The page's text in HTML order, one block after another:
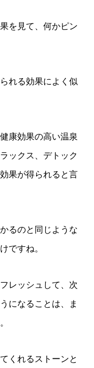
を見て、何かピン
れる効果によく似
康効果の高い温泉
ックス、デトック
果が得られると言
るのと同じような
ですね。
レッシュして、次
になることは、ま
くれるストーンと